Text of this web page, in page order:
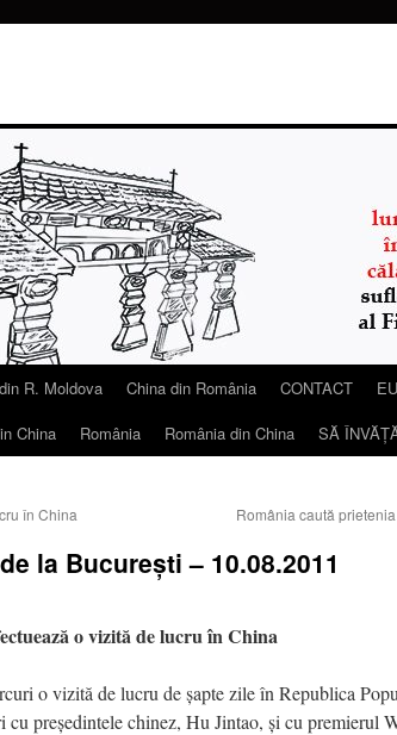
R. Moldova China din România CONTACT
China România România din China SĂ
în China România caută
la Bucureşti – 10.08.2011
o vizită de lucru în China
o vizită de lucru de şapte zile în Republica
cu preşedintele chinez, Hu Jintao, şi cu premierul